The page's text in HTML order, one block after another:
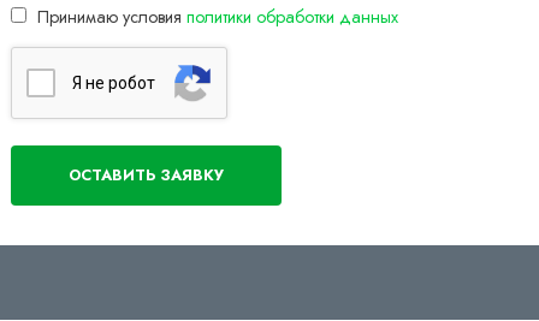
Принимаю условия политики обработки данных
Я нe poбoт